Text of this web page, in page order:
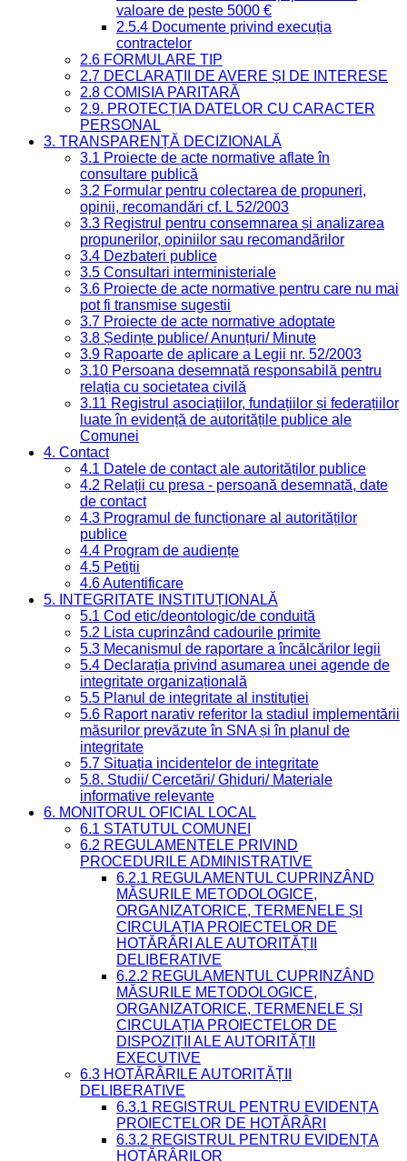
valoare de peste 5000 €
2.5.4 Documente privind execuția
contractelor
2.6 FORMULARE TIP
2.7 DECLARAȚII DE AVERE ȘI DE INTERESE
2.8 COMISIA PARITARĂ
2.9. PROTECȚIA DATELOR CU CARACTER
PERSONAL
3. TRANSPARENȚĂ DECIZIONALĂ
3.1 Proiecte de acte normative aflate în
consultare publică
3.2 Formular pentru colectarea de propuneri,
opinii, recomandări cf. L 52/2003
3.3 Registrul pentru consemnarea și analizarea
propunerilor, opiniilor sau recomandărilor
3.4 Dezbateri publice
3.5 Consultari interministeriale
3.6 Proiecte de acte normative pentru care nu mai
pot fi transmise sugestii
3.7 Proiecte de acte normative adoptate
3.8 Ședințe publice/ Anunțuri/ Minute
3.9 Rapoarte de aplicare a Legii nr. 52/2003
3.10 Persoana desemnată responsabilă pentru
relația cu societatea civilă
3.11 Registrul asociațiilor, fundațiilor și federațiilor
luate în evidență de autoritățile publice ale
Comunei
4. Contact
4.1 Datele de contact ale autorităților publice
4.2 Relații cu presa - persoană desemnată, date
de contact
4.3 Programul de funcționare al autorităților
publice
4.4 Program de audiențe
4.5 Petiții
4.6 Autentificare
5. INTEGRITATE INSTITUȚIONALĂ
5.1 Cod etic/deontologic/de conduită
5.2 Lista cuprinzând cadourile primite
5.3 Mecanismul de raportare a încălcărilor legii
5.4 Declarația privind asumarea unei agende de
integritate organizațională
5.5 Planul de integritate al instituției
5.6 Raport narativ referitor la stadiul implementării
măsurilor prevăzute în SNA și în planul de
integritate
5.7 Situația incidentelor de integritate
5.8. Studii/ Cercetări/ Ghiduri/ Materiale
informative relevante
6. MONITORUL OFICIAL LOCAL
6.1 STATUTUL COMUNEI
6.2 REGULAMENTELE PRIVIND
PROCEDURILE ADMINISTRATIVE
6.2.1 REGULAMENTUL CUPRINZÂND
MĂSURILE METODOLOGICE,
ORGANIZATORICE, TERMENELE ȘI
CIRCULAȚIA PROIECTELOR DE
HOTĂRÂRI ALE AUTORITĂȚII
DELIBERATIVE
6.2.2 REGULAMENTUL CUPRINZÂND
MĂSURILE METODOLOGICE,
ORGANIZATORICE, TERMENELE ȘI
CIRCULAȚIA PROIECTELOR DE
DISPOZIȚII ALE AUTORITĂȚII
EXECUTIVE
6.3 HOTĂRÂRILE AUTORITĂȚII
DELIBERATIVE
6.3.1 REGISTRUL PENTRU EVIDENȚA
PROIECTELOR DE HOTĂRÂRI
6.3.2 REGISTRUL PENTRU EVIDENȚA
HOTĂRÂRILOR